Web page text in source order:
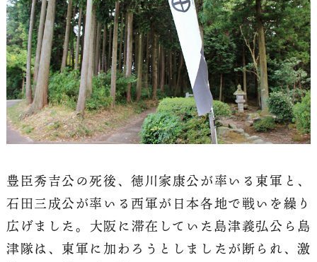
豊臣秀吉公の死後、徳川家康公が率いる東軍と、
石田三成公が率いる西軍が日本各地で戦いを繰り
広げました。大阪に滞在していた島津義弘公ら島
津隊は、東軍に加わろうとしましたが断られ、激